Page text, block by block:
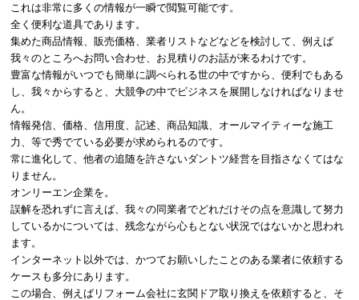
これは非常に多くの情報が一瞬で閲覧可能です。
全く便利な道具であります。
集めた商品情報、販売価格、業者リストなどなどを検討して、例えば
我々のところへお問い合わせ、お見積りのお話が来るわけです。
豊富な情報がいつでも簡単に調べられる世の中ですから、便利でもある
し、我々からすると、大競争の中でビジネスを展開しなければなりませ
ん。
情報発信、価格、信用度、記述、商品知識、オールマイティーな施工
力、等で秀でている必要が求められるのです。
常に進化して、他者の追随を許さないダントツ経営を目指さなくてはな
りません。
オンリーエン企業を。
誤解を恐れずに言えば、我々の同業者でどれだけその点を意識して努力
しているかについては、残念ながら心もとない状況ではないかと思われ
ます。
インターネット以外では、かつてお願いしたことのある業者に依頼する
ケースも多分にあります。
この場合、例えばリフォーム会社に玄関ドア取り換えを依頼すると、そ